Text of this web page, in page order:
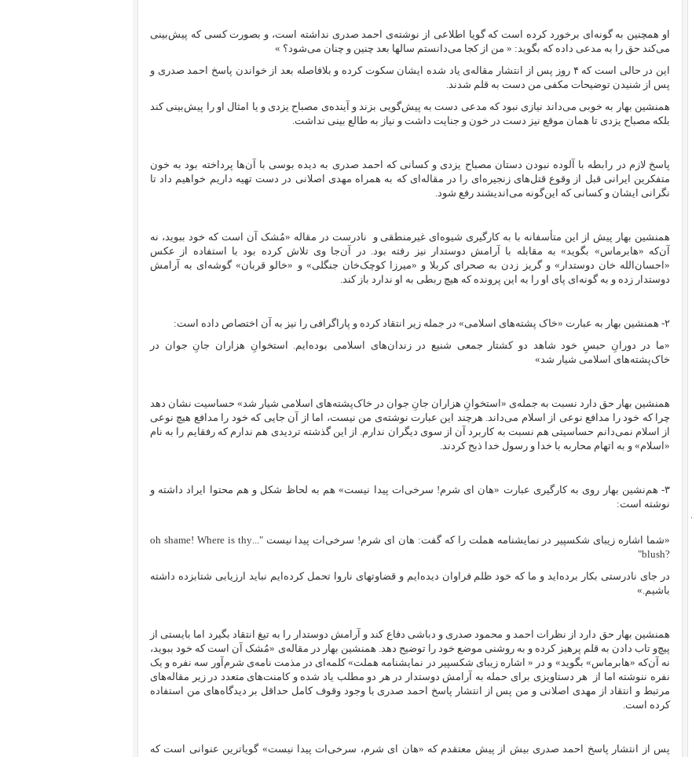
او همچنین به گونه‌ای برخورد کرده است که گویا اطلاعی از نوشته‌ی احمد صدری نداشته است، و بصورت کسی که پیش‌بینی
می‌کند حق را به مدعی داده که بگوید: « من از کجا می‌دانستم سالها بعد چنین و چنان می‌شود؟ »
این در حالی است که ۴ روز پس از انتشار مقاله‌ی یاد شده ایشان سکوت کرده و بلافاصله بعد از خواندن پاسخ احمد صدری و
پس از شنیدن توضیحات مکفی من دست به قلم شدند.
همنشین بهار به خوبی می‌داند نیازی نبود که مدعی دست به پیش‌گویی بزند و ‌آینده‌ی مصباح یزدی و یا امثال او را پیش‌بینی کند
بلکه مصباح یزدی تا همان موقع نیز دست در خون و جنایت داشت و نیاز به طالع بینی نداشت.
پاسخ لازم در رابطه با آلوده نبودن دستان مصباح یزدی و کسانی که احمد صدری به دیده بوسی با آن‌ها پرداخته بود به خون
متفکرین ایرانی قبل از وقوع قتل‌های زنجیره‌ای را در مقاله‌ای که به همراه مهدی اصلانی در دست تهیه داریم خواهیم داد تا
نگرانی ایشان و کسانی که این‌گونه می‌اندیشند رفع شود.
همنشین بهار پیش از این متأسفانه با به کارگیری شیوه‌ای غیرمنطقی و نادرست در مقاله «مُشک آن است که خود ببوید، نه
آن‌که «هابرماس» بگوید»به مقابله با آرامش دوستدار نیز رفته بود. در آن‌جا وی تلاش کرده بود با استفاده از عکس
«احسان‌الله خان دوستدار» و گریز زدن به صحرای کربلا و «میرزا کوچک‌خان جنگلی» و «خالو قربان» گوشه‌ای به آرامش
دوستدار زده و به گونه‌ای پای او را به این پرونده که هیچ ربطی به او ندارد باز کند.
۲- همنشین بهار به عبارت «خاک پشته‌های اسلامی» در جمله زیر انتقاد کرده و پاراگرافی را نیز به آن اختصاص داده است:
«ما در دورانِ حبسِ خود شاهد دو کشتار جمعی شنیع در زندان‌های اسلامی بوده‌ایم. استخوانِ هزاران جانِ جوان در
خاک‌پشته‌های اسلامی شیار شد»
همنشین بهار حق دارد نسبت به جمله‌ی «استخوانِ هزاران جانِ جوان در خاک‌پشته‌های اسلامی شیار شد» حساسیت نشان دهد
چرا که خود را مدافع نوعی از اسلام می‌داند. هرچند این عبارت نوشته‌ی من نیست، اما از آن جایی که خود را مدافع هیچ نوعی
از اسلام نمی‌دانم حساسیتی هم نسبت به کاربرد آن از سوی دیگران ندارم. از این گذشته تردیدی هم ندارم که رفقایم را به نام
«اسلام» و به اتهام محاربه با خدا و رسول خدا ذبح کردند.
۳- هم‌نشین بهار روی به کارگیری عبارت «هان ای شرم! سرخی‌ات پیدا نیست» هم به لحاظ شکل و هم محتوا ایراد داشته و
نوشته است:
«شما اشاره زیبای شکسپیر در نمایشنامه هملت را که گفت: هان ای شرم! سرخی‌ات پیدا نیست "...oh shame! Where is thy
blush?
"
در جای نادرستی بکار برده‌اید و ما که خود ظلم فراوان دیده‌ایم و قضاوتهای ناروا تحمل کرده‌ایم نباید ارزیابی شتابزده داشته
باشیم.»
همنشین بهار حق دارد از نظرات احمد و محمود صدری و دباشی دفاع کند و آرامش دوستدار را به تیغ انتقاد بگیرد اما بایستی از
پیچ‌‌و تاب دادن به قلم پرهیز کرده و به روشنی موضع خود را توضیح دهد. همنشین بهار در مقاله‌ی «مُشک آن است که خود ببوید،
نه آن‌که «هابرماس» بگوید» و در «اشاره زیبای شکسپیر در نمایشنامه هملت» کلمه‌‌ای در مذمت نامه‌‌ی شرم‌آور سه نفره و یک
نفره ننوشته اما از
هر دستاویزی برای حمله به آرامش دوستدار در هر دو مطلب یاد شده و کامنت‌های متعدد در زیر مقاله‌های
مرتبط و انتقاد از مهدی اصلانی و من پس از انتشار پاسخ احمد صدری با وجود وقوف کامل حداقل بر دیدگاه‌های من استفاده
کرده است.
پس از انتشار پاسخ احمد صدری بیش از پیش معتقدم که «هان ای شرم، سرخی‌ات پیدا نیست» گویاترین عنوانی است که